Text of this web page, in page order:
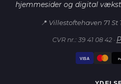
hjemmesider og digital
📍 Villestoftehaven 71 St
CVR nr.: 39 41 08 42 ·
VISA